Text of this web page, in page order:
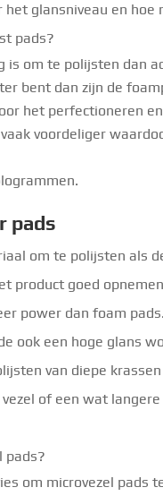
glansniveau en hoe
pads?
is om te polijsten dan
bent dan zijn de
het perfectioneren
voordeliger
pads
om te polijsten als
product goed
power dan foam
ook een hoge glans
van diepe
of een wat
pads?
om microvezel pads